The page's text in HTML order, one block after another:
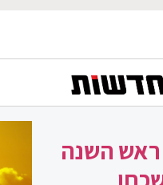
ראש השנה